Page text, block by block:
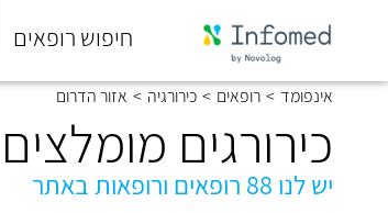
חיפוש רופאים
סוף
התפריט
אינפומד > רופאים > כירורגיה > אזור הדרום
כירורגים
יש לנו 88 רופאים ורופאות באתר